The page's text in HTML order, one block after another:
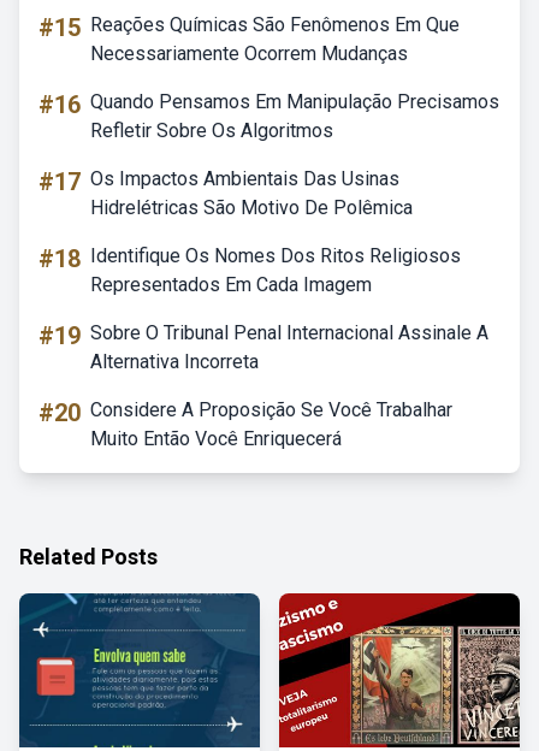
#15 Reações Químicas São Fenômenos Em Que
Necessariamente Ocorrem Mudanças
#16 Quando Pensamos Em Manipulação Precisamos
Refletir Sobre Os Algoritmos
#17 Os Impactos Ambientais Das Usinas
Hidrelétricas São Motivo De Polêmica
#18 Identifique Os Nomes Dos Ritos Religiosos
Representados Em Cada Imagem
#19 Sobre O Tribunal Penal Internacional Assinale A
Alternativa Incorreta
#20 Considere A Proposição Se Você Trabalhar
Muito Então Você Enriquecerá
Related Posts